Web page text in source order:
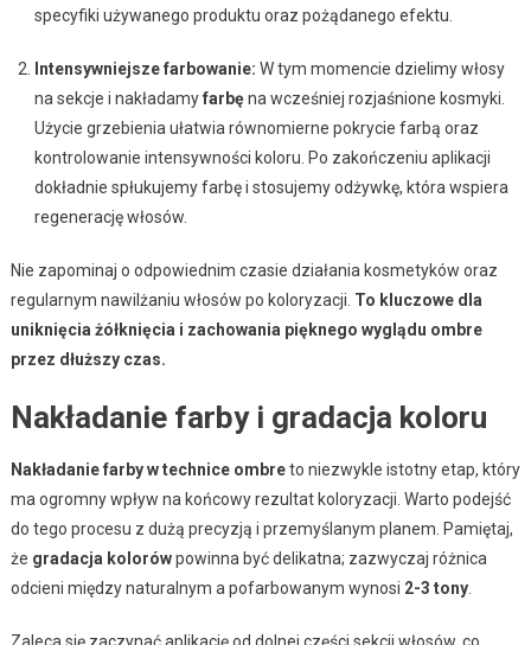
specyfiki używanego produktu oraz pożądanego efektu.
Intensywniejsze farbowanie: W tym momencie dzielimy włosy
na sekcje i nakładamyfarbęna wcześniej rozjaśnione kosmyki.
Użycie grzebienia ułatwia równomierne pokrycie farbą oraz
kontrolowanie intensywności koloru. Po zakończeniu aplikacji
dokładnie spłukujemy farbę i stosujemy odżywkę, która wspiera
regenerację włosów.
Nie zapominaj o odpowiednim czasie działania kosmetyków oraz
regularnym nawilżaniu włosów po koloryzacji. To kluczowe dla
uniknięcia żółknięcia i zachowania pięknego wyglądu ombre
przez dłuższy czas.
Nakładanie farby i gradacja koloru
Nakładanie farby w technice ombreto niezwykle istotny etap, który
ma ogromny wpływ na końcowy rezultat koloryzacji. Warto podejść
do tego procesu z dużą precyzją i przemyślanym planem. Pamiętaj,
że gradacja kolorówpowinna być delikatna; zazwyczaj różnica
odcieni między naturalnym a pofarbowanym wynosi 2-3 tony.